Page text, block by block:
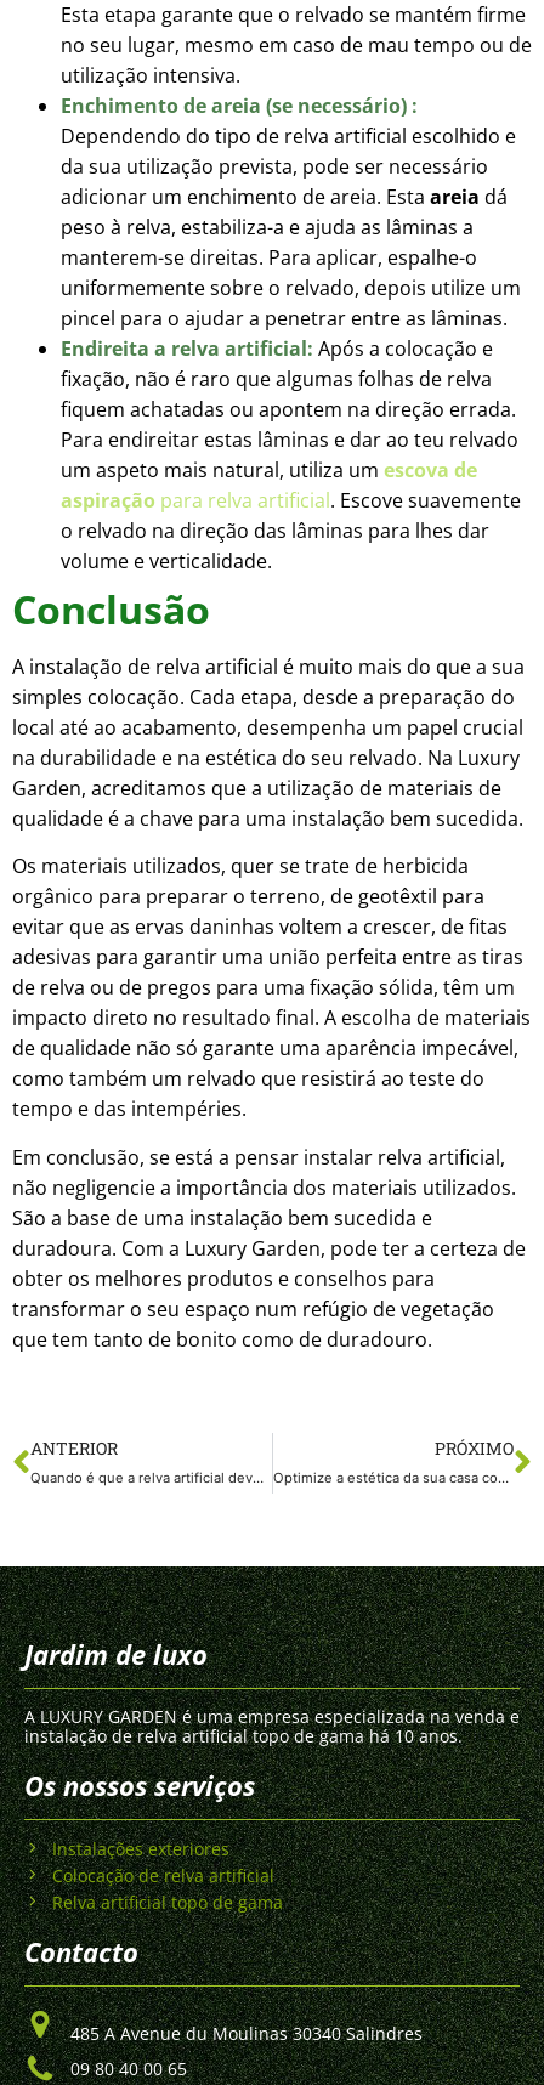
Esta etapa garante que o relvado se mantém firme
no seu lugar, mesmo em caso de mau tempo ou de
utilização intensiva.
Enchimento de areia (se necessário) :
Dependendo do tipo de relva artificial escolhido e
da sua utilização prevista, pode ser necessário
adicionar um enchimento de areia. Esta areia dá
peso à relva, estabiliza-a e ajuda as lâminas a
manterem-se direitas. Para aplicar, espalhe-o
uniformemente sobre o relvado, depois utilize um
pincel para o ajudar a penetrar entre as lâminas.
Endireita a relva artificial: Após a colocação e
fixação, não é raro que algumas folhas de relva
fiquem achatadas ou apontem na direção errada.
Para endireitar estas lâminas e dar ao teu relvado
um aspeto mais natural, utiliza um escova de
aspiração para relva artificial. Escove suavemente
o relvado na direção das lâminas para lhes dar
volume e verticalidade.
Conclusão
A instalação de relva artificial é muito mais do que a sua
simples colocação. Cada etapa, desde a preparação do
local até ao acabamento, desempenha um papel crucial
na durabilidade e na estética do seu relvado. Na Luxury
Garden, acreditamos que a utilização de materiais de
qualidade é a chave para uma instalação bem sucedida.
Os materiais utilizados, quer se trate de herbicida
orgânico para preparar o terreno, de geotêxtil para
evitar que as ervas daninhas voltem a crescer, de fitas
adesivas para garantir uma união perfeita entre as tiras
de relva ou de pregos para uma fixação sólida, têm um
impacto direto no resultado final. A escolha de materiais
de qualidade não só garante uma aparência impecável,
como também um relvado que resistirá ao teste do
tempo e das intempéries.
Em conclusão, se está a pensar instalar relva artificial,
não negligencie a importância dos materiais utilizados.
São a base de uma instalação bem sucedida e
duradoura. Com a Luxury Garden, pode ter a certeza de
obter os melhores produtos e conselhos para
transformar o seu espaço num refúgio de vegetação
que tem tanto de bonito como de duradouro.
ANTERIOR
Quando é que a relva artificial deve ser colocada?
PRÓXIMO
Optimize a estética da sua casa com relva artificial e degraus japoneses
Jardim de luxo
A LUXURY GARDEN é uma empresa especializada na venda e
instalação de relva artificial topo de gama há 10 anos.
Os nossos serviços
Instalações exteriores
Colocação de relva artificial
Relva artificial topo de gama
Contacto
485 A Avenue du Moulinas 30340 Salindres
09 80 40 00 65